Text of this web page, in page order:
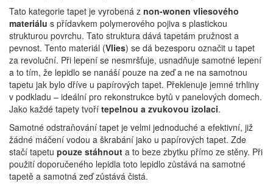
Tato kategorie tapet je vyrobená z non-wonen vliesového
materiálu s přídavkem polymerového pojiva s plastickou
strukturou povrchu. Tato struktura dává tapetám pružnost a
pevnost. Tento materiál (Vlies) se dá bezesporu označit u tapet
za revoluční. Při lepení se nesmršťuje, usnadňuje samotné lepení
a to tím, že lepidlo se nanáší pouze na zeď a ne na samotnou
tapetu jak bylo dříve u papírových tapet. Překlenuje jemné trhliny
v podkladu – ideální pro rekonstrukce bytů v panelových domech.
Jako každé tapety tvoří tepelnou a zvukovou izolaci.
Samotné odstraňování tapet je velmi jednoduché a efektivní, již
žádné máčení vodou a škrabání jako u papírových tapet. Zde
stačí tapetu pouze stáhnout a to beze zbytku přímo ze stěny. Při
použití doporučeného lepidla toto lepidlo zůstává na samotné
tapetě a samotná zeď zůstává čistá.